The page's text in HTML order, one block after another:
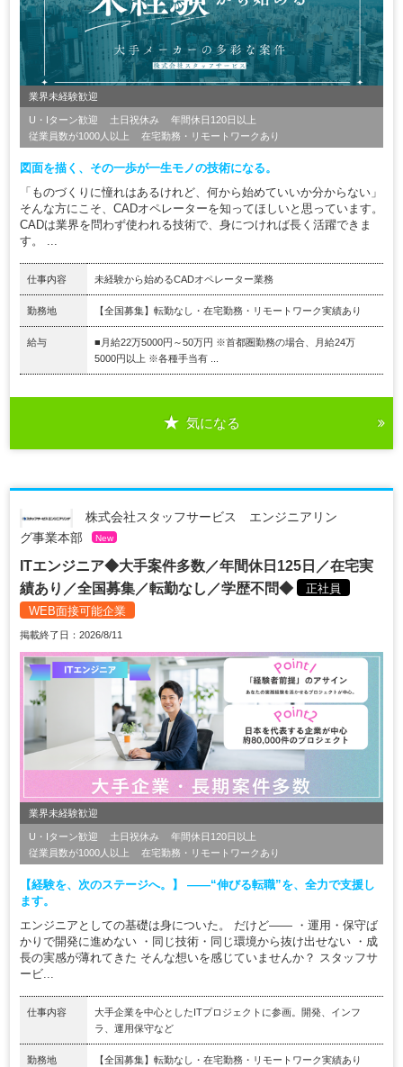
業界未経験歓迎
U・Iターン歓迎 土日祝休み
年間休日120日以上
従業員数が1000人以上
在宅勤務・リモートワークあり
図面を描く、その一歩が一生モノの技術になる。
「ものづくりに憧れはあるけれど、何から始めていいか分からない」
そんな方にこそ、CADオペレーターを知ってほしいと思っています。
CADは業界を問わず使われる技術で、身につければ長く活躍できま
す。 ...
仕事内容 未経験から始めるCADオペレーター業務
勤務地 【全国募集】転勤なし・在宅勤務・リモートワーク実績あり
給与
■月給22万5000円～50万円 ※首都圏勤務の場合、月給24万
5000円以上 ※各種手当有 ...
気になる
株式会社スタッフサービス エンジニアリン
グ事業本部
New
ITエンジニア◆大手案件多数／年間休日125日／在宅実
績あり／全国募集／転勤なし／学歴不問◆
正社員
WEB面接可能企業
掲載終了日：2026/8/11
業界未経験歓迎
U・Iターン歓迎 土日祝休み
年間休日120日以上
従業員数が1000人以上
在宅勤務・リモートワークあり
【経験を、次のステージへ。】 ――“伸びる転職”を、全力で支援し
ます。
エンジニアとしての基礎は身についた。 だけど―― ・運用・保守ば
かりで開発に進めない ・同じ技術・同じ環境から抜け出せない ・成
長の実感が薄れてきた そんな想いを感じていませんか？ スタッフサ
ービ...
仕事内容
大手企業を中心としたITプロジェクトに参画。開発、インフ
ラ、運用保守など
勤務地 【全国募集】転勤なし・在宅勤務・リモートワーク実績あり